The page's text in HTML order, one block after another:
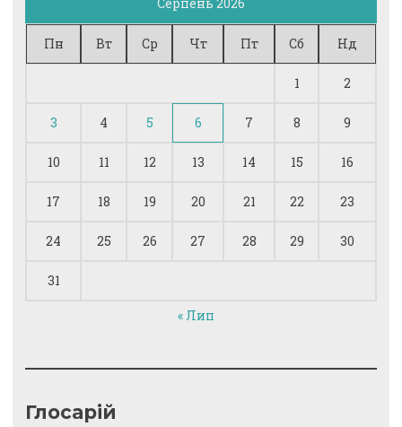
Пн Вт Ср Чт Пт Сб Нд
1 2
3 4 5 6 7 8 9
10 11 12 13 14 15 16
17 18 19 20 21 22 23
24 25 26 27 28 29 30
31
« Лип
Глосарій